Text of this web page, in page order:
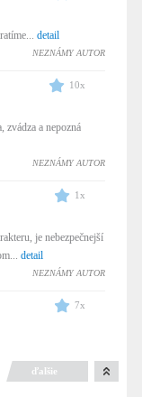
detail
NEZNÁMY AUTOR
10x
zvádza a nepozná
NEZNÁMY AUTOR
1x
je nebezpečnejší
detail
NEZNÁMY AUTOR
7x
ďalšie